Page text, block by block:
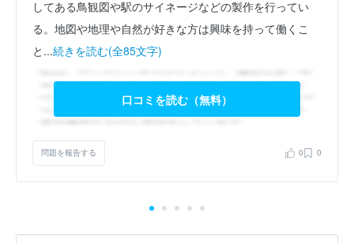
してある鳥観図や駅のサイネージなどの製作を行ってい
る。地図や地理や自然が好きな方は興味を持って働くこ
と...続きを読む(全85文字)
口コミを読む（無料）
問題を報告する 0 0